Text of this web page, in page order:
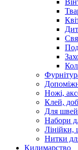
Ножі,
Клей,
Для
Набори
Лінійки,
Нитки
Килимарство